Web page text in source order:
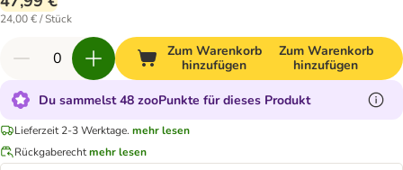
24,00 € / Stück
Zum Warenkorb
hinzufügen
Zum Warenkorb
hinzufügen
Du sammelst 48 zooPunkte für dieses Produkt
Lieferzeit 2-3 Werktage. mehr lesen
Rückgaberechtmehr lesen